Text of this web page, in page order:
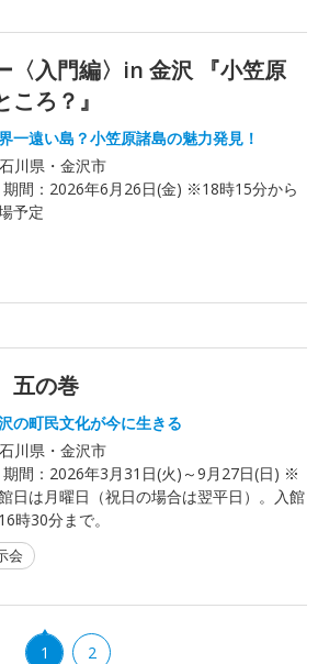
〈入門編〉in 金沢 『小笠原
ろ？』
一遠い島？小笠原諸島の魅力発見！
石川県・金沢市
期間： 2026年6月26日(金) ※18時15分から
予定
五の巻
の町民文化が今に生きる
石川県・金沢市
期間： 2026年3月31日(火)～9月27日(日) ※
日は月曜日（祝日の場合は翌平日）。入館
時30分まで。
会
1 2